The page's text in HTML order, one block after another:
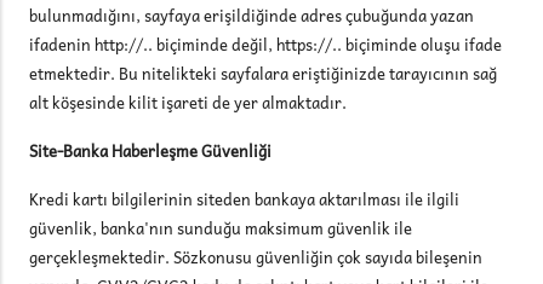
bulunmadığını, sayfaya erişildiğinde adres çubuğunda yazan
ifadenin http://.. biçiminde değil, https://.. biçiminde oluşu ifade
etmektedir. Bu nitelikteki sayfalara eriştiğinizde tarayıcının sağ
alt köşesinde kilit işareti de yer almaktadır.
Site-Banka Haberleşme Güvenliği
Kredi kartı bilgilerinin siteden bankaya aktarılması ile ilgili
güvenlik, banka'nın sunduğu maksimum güvenlik ile
gerçekleşmektedir. Sözkonusu güvenliğin çok sayıda bileşenin